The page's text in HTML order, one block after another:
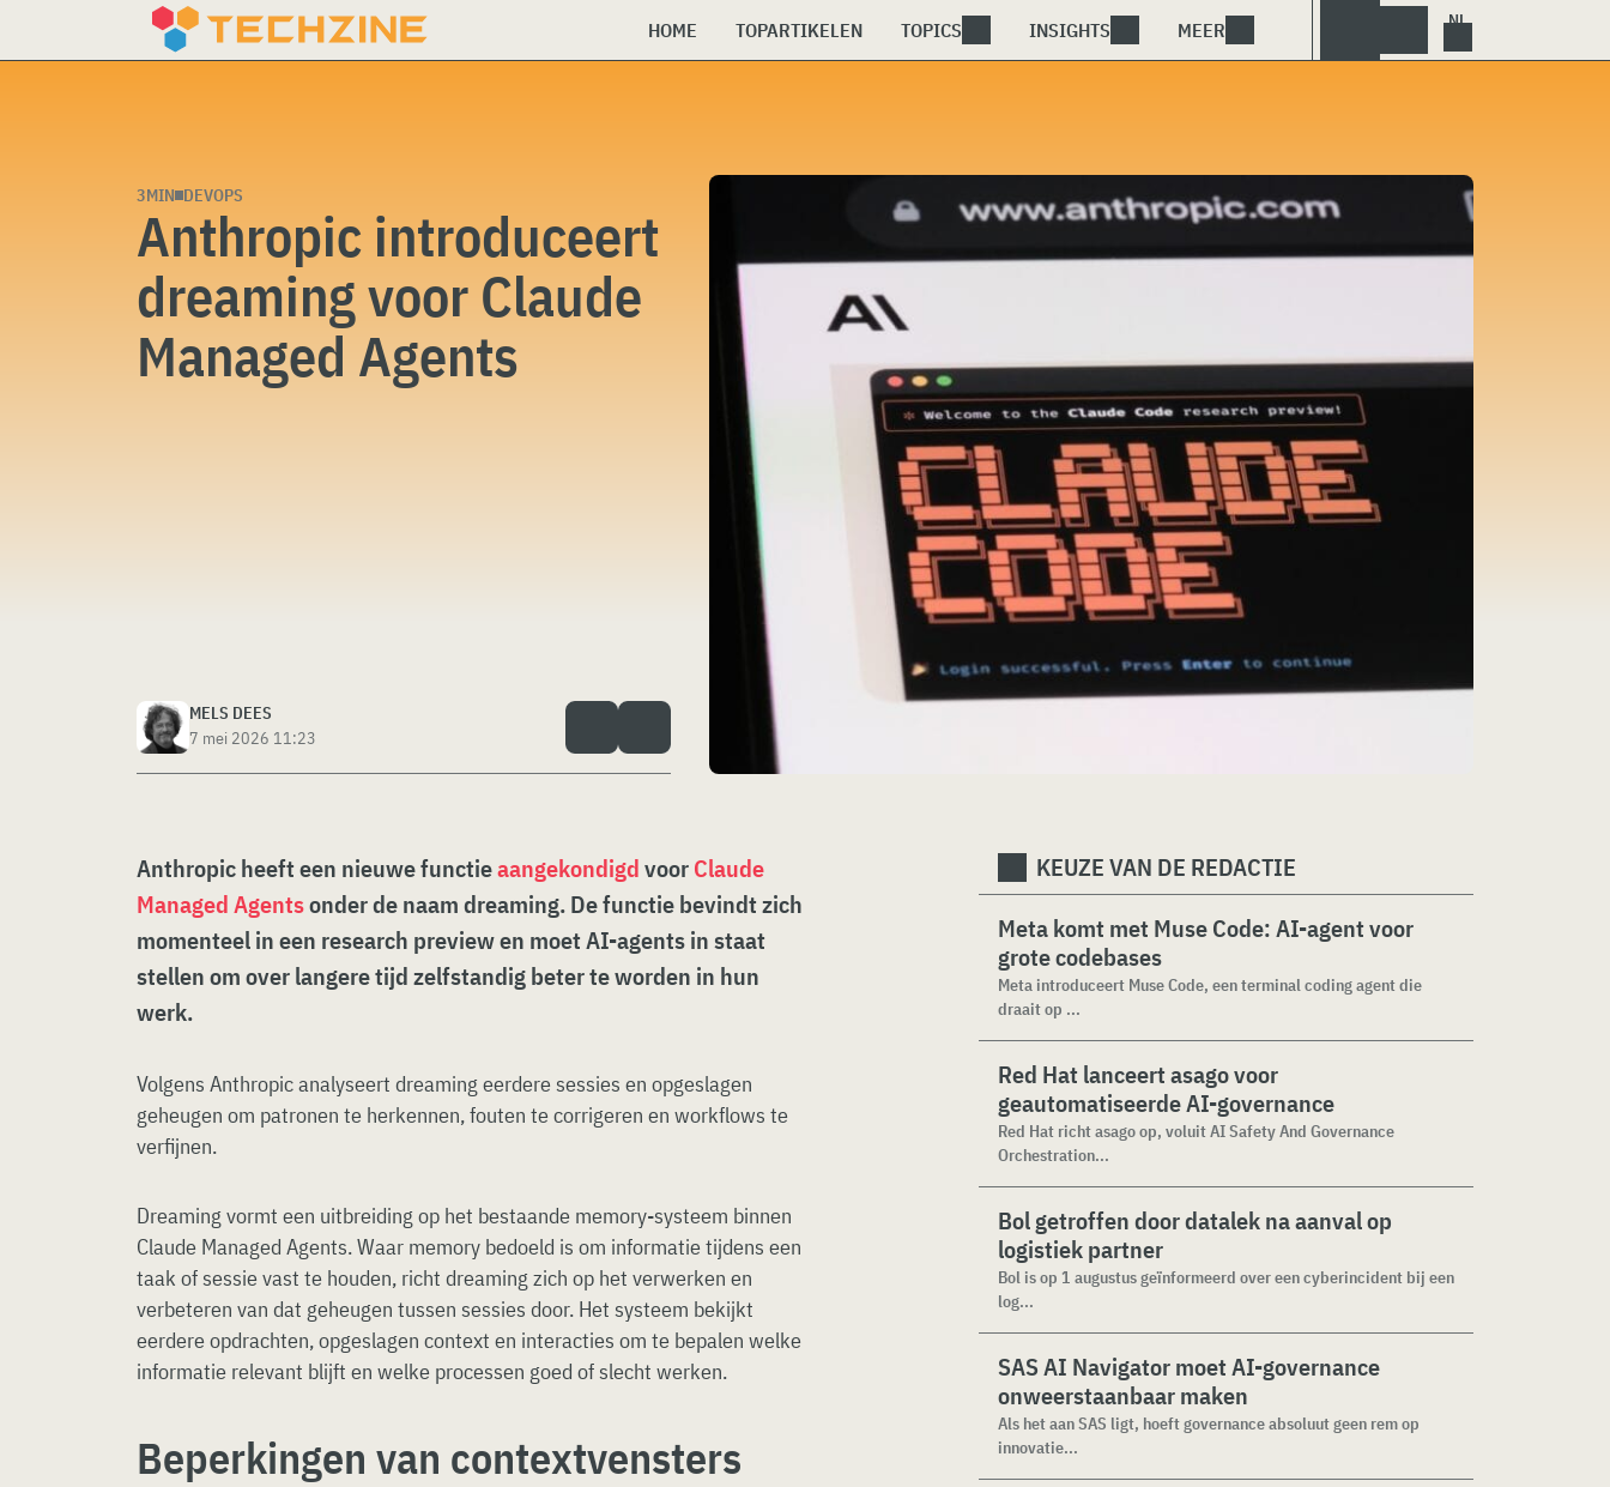
HOME TOPARTIKELEN TOPICS INSIGHTS MEER
3MIN DEVOPS
Anthropic introduceert
dreaming voor Claude
Managed Agents
MELS DEES
7 mei 2026 11:23
Anthropic heeft een nieuwe functieaangekondigdvoorClaude
Managed Agentsonder de naam dreaming. De functie bevindt zich
momenteel in een research preview en moet AI-agents in staat
stellen om over langere tijd zelfstandig beter te worden in hun
werk.
Volgens Anthropic analyseert dreaming eerdere sessies en opgeslagen
geheugen om patronen te herkennen, fouten te corrigeren en workflows te
verfijnen.
Dreaming vormt een uitbreiding op het bestaande memory-systeem binnen
Claude Managed Agents. Waar memory bedoeld is om informatie tijdens een
taak of sessie vast te houden, richt dreaming zich op het verwerken en
verbeteren van dat geheugen tussen sessies door. Het systeem bekijkt
eerdere opdrachten, opgeslagen context en interacties om te bepalen welke
informatie relevant blijft en welke processen goed of slecht werken.
Beperkingen van contextvensters
KEUZE VAN DE REDACTIE
Meta komt met Muse Code: AI-agent voor
grote codebases
Meta introduceert Muse Code, een terminal coding agent die
draait op ...
Red Hat lanceert asago voor
geautomatiseerde AI-governance
Red Hat richt asago op, voluit AI Safety And Governance
Orchestration...
Bol getroffen door datalek na aanval op
logistiek partner
Bol is op 1 augustus geïnformeerd over een cyberincident bij een
log...
SAS AI Navigator moet AI-governance
onweerstaanbaar maken
Als het aan SAS ligt, hoeft governance absoluut geen rem op
innovatie...